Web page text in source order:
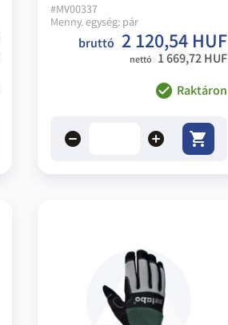
#MV00337
Menny. egység: pár
bruttó 2 120,54 HUF
nettó 1 669,72 HUF
Raktáron
remove add